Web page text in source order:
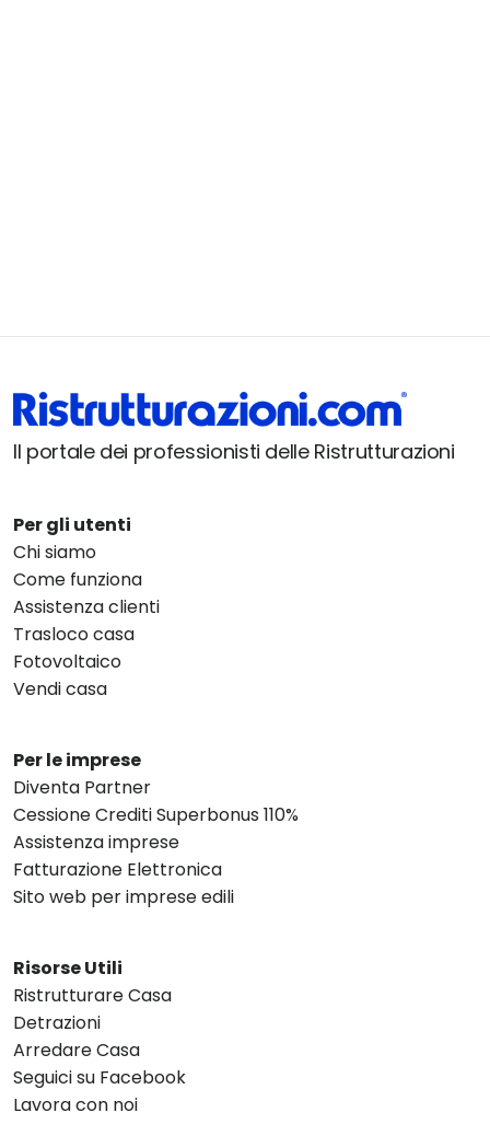
Il portale dei professionisti delle Ristrutturazioni
Per gli utenti
Chi siamo
Come funziona
Assistenza clienti
Trasloco casa
Fotovoltaico
Vendi casa
Per le imprese
Diventa Partner
Cessione Crediti Superbonus 110%
Assistenza imprese
Fatturazione Elettronica
Sito web per imprese edili
Risorse Utili
Ristrutturare Casa
Detrazioni
Arredare Casa
Seguici su Facebook
Lavora con noi